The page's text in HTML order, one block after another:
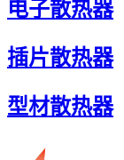
电子散热器
插片散热器
型材散热器